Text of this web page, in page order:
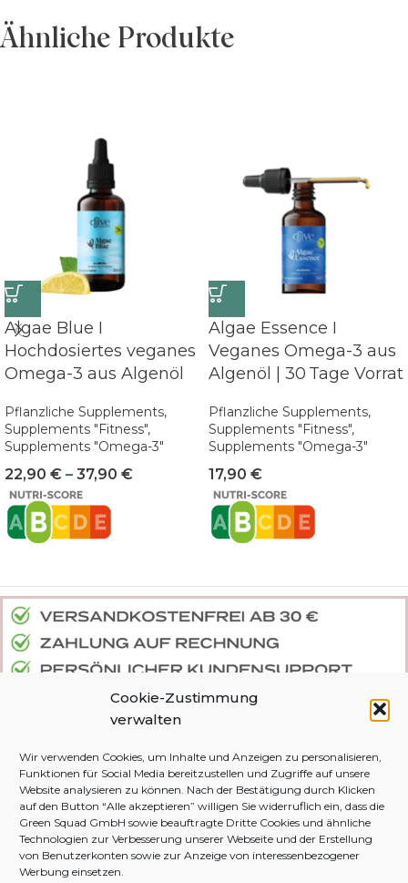
Cookie-Zustimmung
verwalten
Wir verwenden Cookies, um Inhalte und Anzeigen zu personalisieren,
Funktionen für Social Media bereitzustellen und Zugriffe auf unsere
Website analysieren zu können. Nach der Bestätigung durch Klicken
auf den Button “Alle akzeptieren” willigen Sie widerruflich ein, dass die
Green Squad GmbH sowie beauftragte Dritte Cookies und ähnliche
Technologien zur Verbesserung unserer Webseite und der Erstellung
von Benutzerkonten sowie zur Anzeige von interessenbezogener
Werbung einsetzen.
Ähnliche Produkte
Algae Blue I
Hochdosiertes veganes
Omega-3 aus Algenöl
Pflanzliche Supplements,
Supplements "Fitness",
Supplements "Omega-3"
22,90 € – 37,90 €
Algae Essence I
Veganes Omega-3 aus
Algenöl | 30 Tage Vorrat
Pflanzliche Supplements,
Supplements "Fitness",
Supplements "Omega-3"
17,90 €
DEINE BESTELLUNG
Zahlung und Versand
Widerruf & Rückgabe
FAQ
DJIVE NATURALS
Green The Globe
Zertifikate
Haftungsausschluss